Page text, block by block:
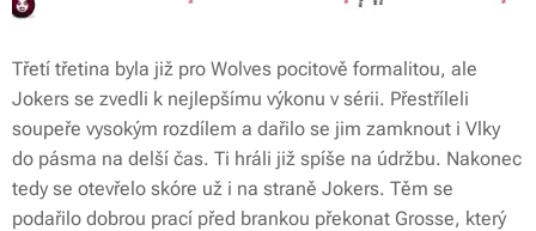
Třetí třetina byla již pro Wolves pocitově formalitou, ale
Jokers se zvedli k nejlepšímu výkonu v sérii. Přestříleli
soupeře vysokým rozdílem a dařilo se jim zamknout i Vlky
do pásma na delší čas. Ti hráli již spíše na údržbu. Nakonec
tedy se otevřelo skóre už i na straně Jokers. Těm se
podařilo dobrou prací před brankou překonat Grosse, který